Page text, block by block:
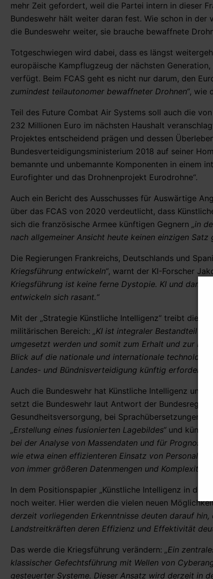
mehr Zeit gefordert, weil die Partei intern in dieser
Bundeswehr hält weiter daran fest. Wie schon in
die Bundeswehr weiter, sie brauche bewaffnete
Totgeschwiegen wird dabei, dass es längst
europäische Kampflugzeug der nächsten
verfügt. Beim FCAS geht es nicht nur darum, den
zumindest teilautonomer bewaffneter Drohnen“, wie
Teil des Future Combat Air Systems soll auch die
232 Millionen Euro im nächsten Haushalt
Projektes entscheidend prägen und dessen
Bundesverteidigungsministerium 2018 auf seiner
bemannte und unbemannte Komponenten in einem
Eurofighter und das Drohnenprojekt Eurodrohne“.
Auch ein Bericht des Ausschusses für Auswärtige
über das FCAS von 2020 verdeutlicht, dass
sich die französische Armee künftigen Gegnern „in
nach allgemeiner Ansicht heute keinen einzigen
Die Regierungen Frankreichs, Deutschlands und
Kriegsführung entwickeln“, warnt der KI-Forscher
Kriegsführung ist keine ferne Dystopie. KI und damit
entwickeln sich rasant.“
Mit der „Strategie Künstliche Intelligenz“ treibt die
militärischen Bereich: „KI ist integraler Bestandteil
umgesetzt werden und somit zum Erhalt und zur
Blick auf die nationale und internationale
Landes- und Bündnisverteidigung künftig
Auch die Bundeswehr hat Künstliche Intelligenz und
setzt die Bundeswehr laut Antwort der
Gesundheitsversorgung, bei Sprachübersetzungen,
„Erstellung eines fusionierten Lagebildes“und künftig
bei der Analyse von Massendaten und für Prognosen
wie etwa einen effizienteren Einsatz von Personal
von immer größeren Datenmengen und
In dem Positionspapier „Künstliche Intelligenz in
noch weiter. Hier werden die vielen neuen
derzeit vorliegenden Erkenntnisse deuten darauf
Landstreitkräften deren Effizienz und Effektivität
Das werde die Kriegsführung verändern: „Ein
klassischer Gefechtsführung mit Wellen von
gesteuerter Systeme. Dieser Ansatz wird derzeit in